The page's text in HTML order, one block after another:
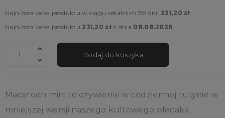
Najniższa cena produktu w ciągu ostatnich 30 dni: 231,20 zł
Najniższa cena produktu 231,20 złz dnia 08.08.2026
Dodaj do koszyka
Macaroon mini to ożywienie w codziennej rutynie w
mniejszej wersji naszego kultowego plecaka.